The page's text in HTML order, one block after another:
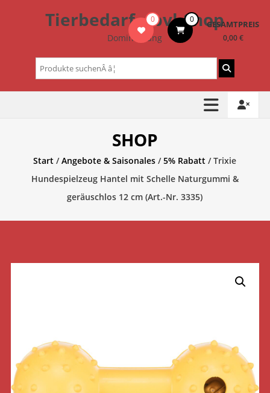
Tierbedarf – bvl-Shop
Dominik Lang
0 0 GESAMTPREIS
0,00 €
Suchen
nach:
SHOP
Start /Angebote & Saisonales /5% Rabatt / Trixie
Hundespielzeug Hantel mit Schelle Naturgummi &
geräuschlos 12 cm (Art.-Nr. 3335)